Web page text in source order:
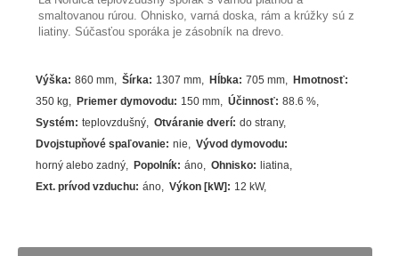
smaltovanou rúrou. Ohnisko, varná doska, rám a krúžky sú z
liatiny. Súčasťou sporáka je zásobník na drevo.
Výška: 860 mm Šírka: 1307 mm Hĺbka: 705 mm Hmotnosť:
350 kg
Priemer dymovodu: 150 mm Účinnosť: 88.6%
Systém: teplovzdušný Otváranie dverí: do strany
Dvojstupňové spaľovanie: nie Vývod dymovodu:
horný alebo zadný
Popolník: áno Ohnisko: liatina
Ext. prívod vzduchu: áno Výkon [kW] : 12 kW